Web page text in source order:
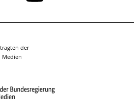
auf
der
Medien